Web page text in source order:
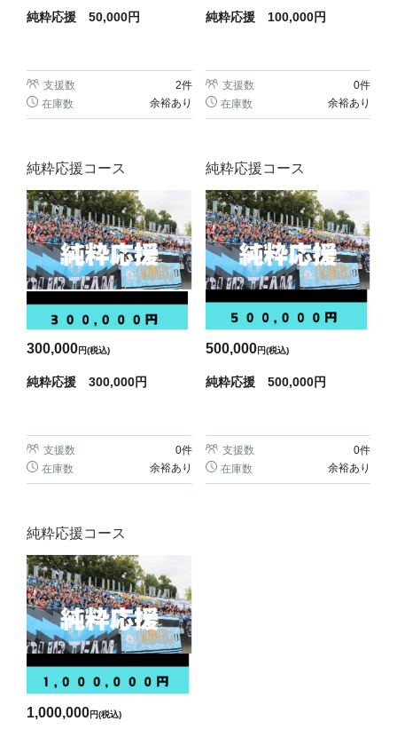
純粋応援 50,000円
支援数 2件
在庫数
余裕あり
純粋応援 100,000円
支援数 0件
在庫数
余裕あり
純粋応援コース
300,000円(税込)
純粋応援 300,000円
支援数 0件
在庫数
余裕あり
純粋応援コース
500,000円(税込)
純粋応援 500,000円
支援数 0件
在庫数
余裕あり
純粋応援コース
1,000,000円(税込)